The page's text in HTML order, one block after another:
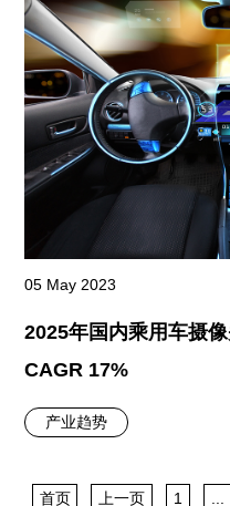
05 May 2023
2025年国内乘用车摄
CAGR 17%
产业趋势
首页 上一页 1 ...